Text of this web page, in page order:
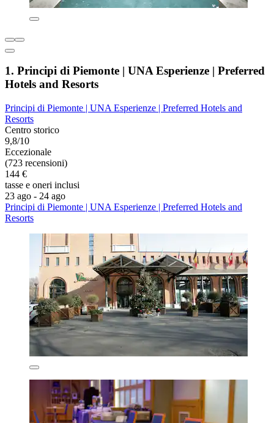
1. Principi di Piemonte | UNA Esperienze | Preferred
Hotels and Resorts
Principi di Piemonte | UNA Esperienze | Preferred Hotels and
Resorts
Centro storico
9,8/10
Eccezionale
(723 recensioni)
144 €
tasse e oneri inclusi
23 ago - 24 ago
Principi di Piemonte | UNA Esperienze | Preferred Hotels and
Resorts